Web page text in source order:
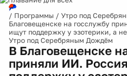
Реклама
/ Программы / Утро под
Благовещенске на госслужбу
ищут поддержку у эзотерики, а
Утро под Серебряным Дождём
В Благовещенске
приняли ИИ.